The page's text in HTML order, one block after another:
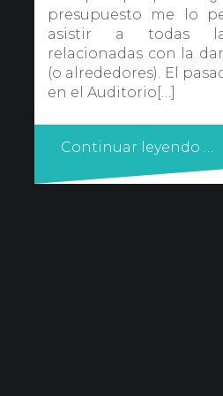
presupuesto me lo
asistir a todas
relacionadas con la
(o alrededores). El
en el Auditorio[…]
Continuar leyendo …